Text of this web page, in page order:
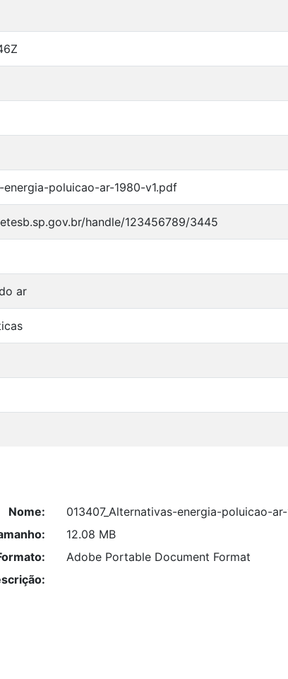
energia-poluicao-ar-1980-v1.pdf
handle/123456789/3445
ar
Nome:
013407_Alternativas-energia-poluicao-
12.08 MB
Adobe Portable Document Format